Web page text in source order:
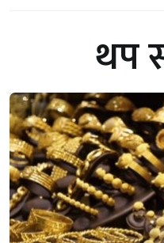
थप